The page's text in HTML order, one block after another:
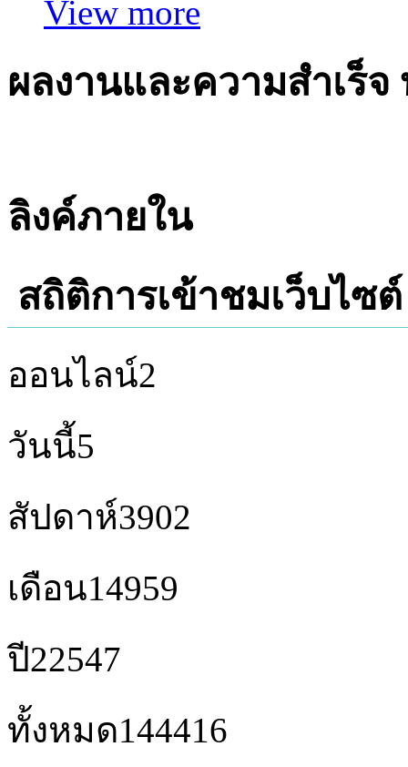
View more
ผลงานและความสำเร็จ
ลิงค์ภายใน
สถิติการเข้าชมเว็บไซต์
ออนไลน์2
วันนี้5
สัปดาห์3902
เดือน14959
ปี22547
ทั้งหมด144416